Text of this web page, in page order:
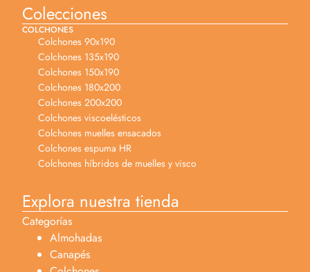
Colecciones
COLCHONES
Colchones 90x190
Colchones 135x190
Colchones 150x190
Colchones 180x200
Colchones 200x200
Colchones viscoelésticos
Colchones muelles ensacados
Colchones espuma HR
Colchones híbridos de muelles y visco
Explora nuestra tienda
Categorías
Almohadas
Canapés